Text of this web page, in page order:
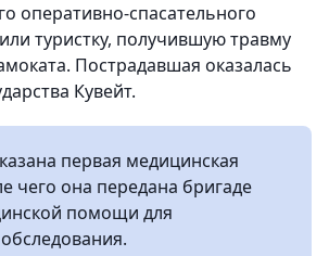
оперативно-спасательного
туристку, получившую травму
Пострадавшая оказалась
Кувейт.
первая медицинская
чего она передана бригаде
помощи для